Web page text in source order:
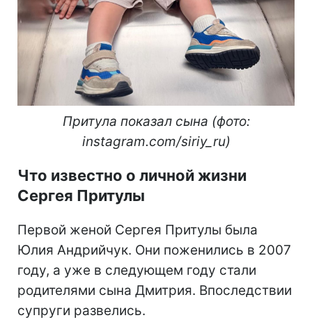
Притула показал сына (фото:
instagram.com/siriy_ru)
Что известно о личной жизни
Сергея Притулы
Первой женой Сергея Притулы была
Юлия Андрийчук. Они поженились в 2007
году, а уже в следующем году стали
родителями сына Дмитрия. Впоследствии
супруги развелись.